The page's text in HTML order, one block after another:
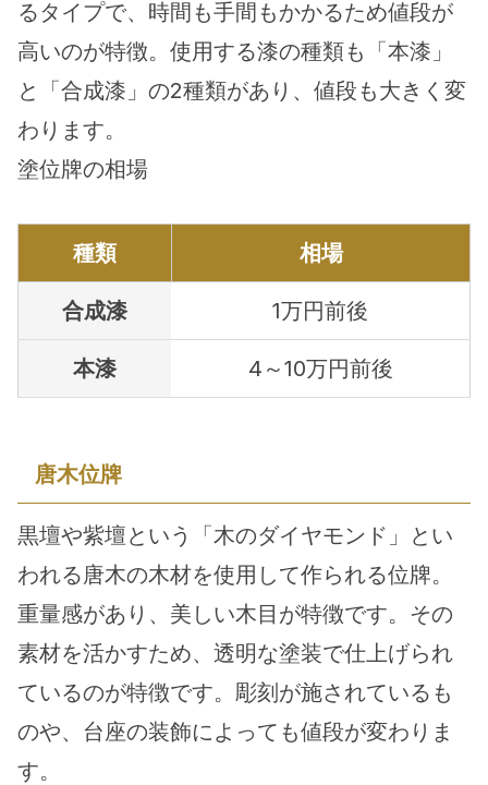
るタイプで、時間も手間もかかるため値段が
高いのが特徴。使用する漆の種類も「本漆」
と「合成漆」の2種類があり、値段も大きく変
わります。
塗位牌の相場
種類 相場
合成漆 1万円前後
本漆 4～10万円前後
唐木位牌
黒壇や紫壇という「木のダイヤモンド」とい
われる唐木の木材を使用して作られる位牌。
重量感があり、美しい木目が特徴です。その
素材を活かすため、透明な塗装で仕上げられ
ているのが特徴です。彫刻が施されているも
のや、台座の装飾によっても値段が変わりま
す。